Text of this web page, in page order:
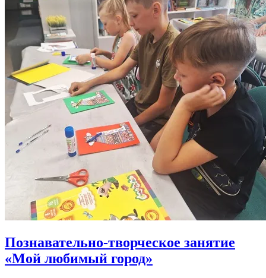
Познавательно-творческое занятие
«Мой любимый город»